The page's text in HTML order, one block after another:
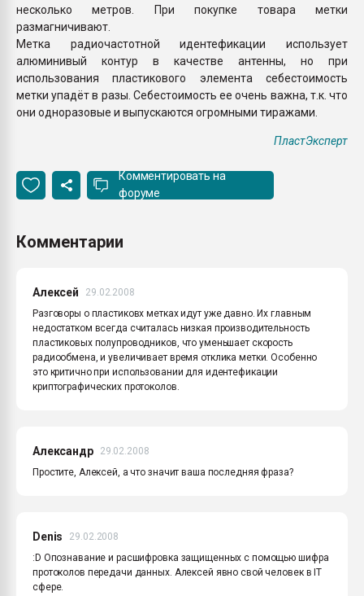
несколько метров. При покупке товара метки
размагничивают.
Метка радиочастотной идентефикации использует
алюминивый контур в качестве антенны, но при
использования пластикового элемента себестоимость
метки упадёт в разы. Себестоимость ее очень важна, т.к. что
они одноразовые и выпускаются огромными тиражами.
ПластЭксперт
Комментировать на
форуме
Комментарии
Алексей
29.02.2008
Разговоры о пластиковх метках идут уже давно. Их главным
недостатком всегда считалась низкая производительность
пластиковых полупроводников, что уменьшает скорость
радиообмена, и увеличивает время отклика метки. Особенно
это критично при использовании для идентефикации
криптографических протоколов.
Александр
29.02.2008
Простите, Алексей, а что значит ваша последняя фраза?
Denis
29.02.2008
:D Опознавание и расшифровка защищенных с помощью шифра
протоколов передачи данных. Алексей явно свой человек в IT
сфере.